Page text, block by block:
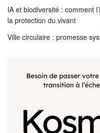
IA et biodiversité : comment
la protection du vivant
Ville circulaire : promesse